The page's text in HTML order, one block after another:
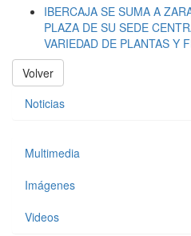
IBERCAJA SE SUMA A
PLAZA DE SU SEDE
VARIEDAD DE PLANTAS Y
Volver
Noticias
Multimedia
Imágenes
Videos